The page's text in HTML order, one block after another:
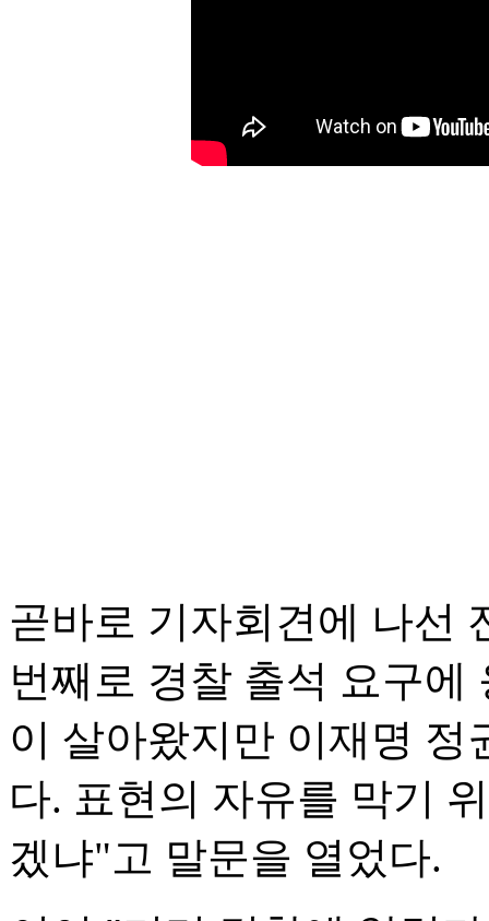
곧바로 기자회견에 나선
번째로 경찰 출석 요구에
이 살아왔지만 이재명 정
다. 표현의 자유를 막기
겠냐"고 말문을 열었다.